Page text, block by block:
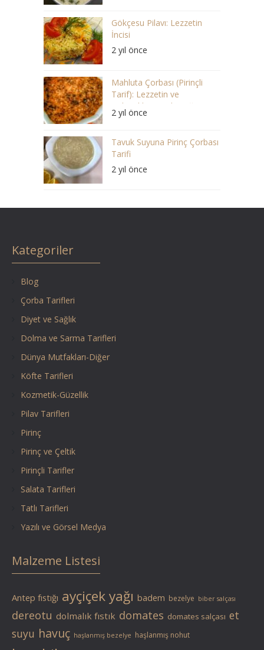
Gökçesu Pilavı: Lezzetin
İncisi
2 yıl önce
Mahluta Çorbası (Pirinçli
Tarif): Lezzetin ve
Geleneklerin Buluştuğu Bir
Ziyafet
2 yıl önce
Tavuk Suyuna Pirinç Çorbası
Tarifi
2 yıl önce
Kategoriler
Blog
Çorba Tarifleri
Diyet ve Sağlık
Dolma ve Sarma Tarifleri
Dünya Mutfakları-Diğer
Köfte Tarifleri
Kozmetik-Güzellik
Pilav Tarifleri
Pirinç
Pirinç ve Çeltik
Pirinçli Tarifler
Salata Tarifleri
Tatlı Tarifleri
Yazılı ve Görsel Medya
Malzeme Listesi
Antep fıstığı ayçiçek yağı badem bezelye biber salçası
dereotu dolmalık fıstık domates domates salçası et
suyu havuç haşlanmış bezelye haşlanmış nohut